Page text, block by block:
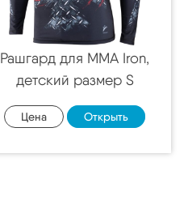
Рашгард для MMA Iron,
детский размер S
Цена Открыть